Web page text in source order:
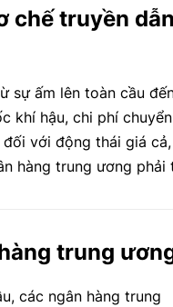
cấp tại Việt Nam theo
vọng và tăng cường
chế truyền dẫn
sự ấm lên toàn cầu
khí hậu, chi phí
với động thái giá cả,
hàng trung ương phải
trung
các ngân hàng trung